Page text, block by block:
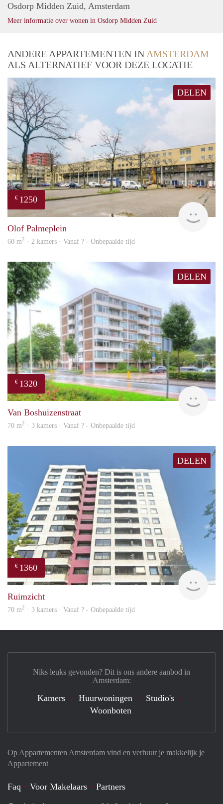
Osdorp Midden Zuid, Amsterdam
Meer informatie over wonen in Osdorp Midden Zuid
ANDERE APPARTEMENTEN IN AMSTERDAM
ALS ALTERNATIEF VOOR DEZE LOCATIE
DELEN
€ 1250
Olof Palmeplein
60 m2 · 2 kamers · Vanaf ? - Onbepaalde tijd
DELEN
€ 1320
rent
Van Boshuizenstraat
70 m2 · 3 kamers · Vanaf ? - Onbepaalde tijd
DELEN
€ 1360
Ruimzicht
70 m2 · 3 kamers · Vanaf ? - Onbepaalde tijd
Op Appartementen Amsterdam vind en verhuur je makkelijk je
Appartement
Faq Voor Makelaars
Partners
Niks leuks gevonden? Dit is ons andere aanbod in
Amsterdam:
Kamers Huurwoningen
Studio's
Woonboten